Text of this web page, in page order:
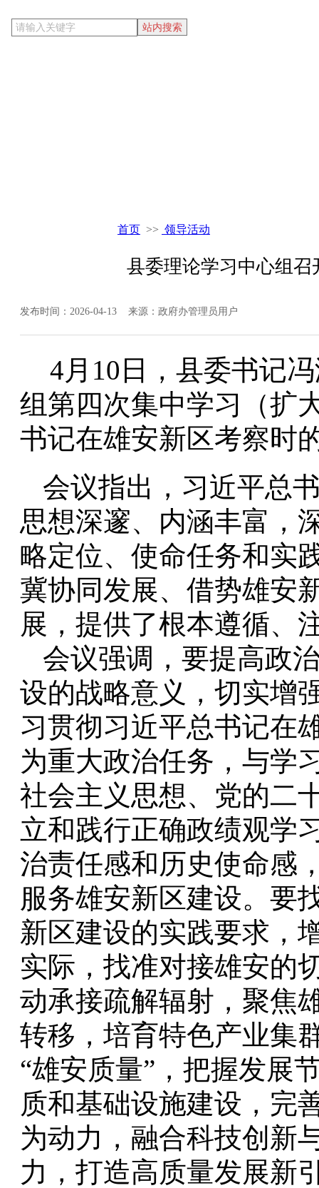
首页 >> 领导活动
县委理论学习中心组
发布时间：2026-04-13 来源：政府办管理员用户
4月10日，县委书记
组第四次集中学习（扩
书记在雄安新区考察时
会议指出，习近平总
思想深邃、内涵丰富，
略定位、使命任务和实
冀协同发展、借势雄安
展，提供了根本遵循、
会议强调，要提高政
设的战略意义，切实增
习贯彻习近平总书记在
为重大政治任务，与学
社会主义思想、党的二
立和践行正确政绩观学
治责任感和历史使命感
服务雄安新区建设。要
新区建设的实践要求，
实际，找准对接雄安的
动承接疏解辐射，聚焦
转移，培育特色产业集
“雄安质量”，把握发展
质和基础设施建设，完
为动力，融合科技创新
力，打造高质量发展新